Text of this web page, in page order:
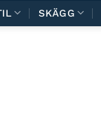
SKÄGG